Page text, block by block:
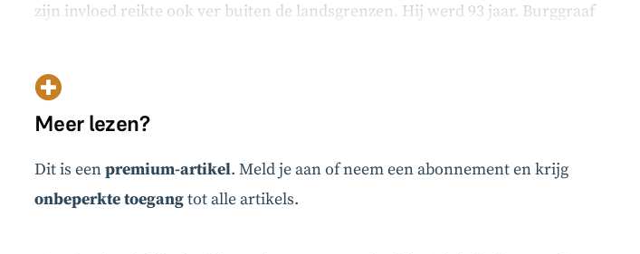
zijn invloed reikte ook ver buiten de landsgrenzen. Hij werd 93 jaar. Burggraaf
Meer lezen?
Dit is eenpremium-artikel. Meld je aan of neem een abonnement en krijg
onbeperkte toegangtot alle artikels.